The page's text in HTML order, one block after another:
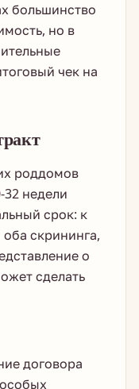
большинство
но в
чек на
роддомов
недели
срок: к
скрининга,
о
сделать
договора